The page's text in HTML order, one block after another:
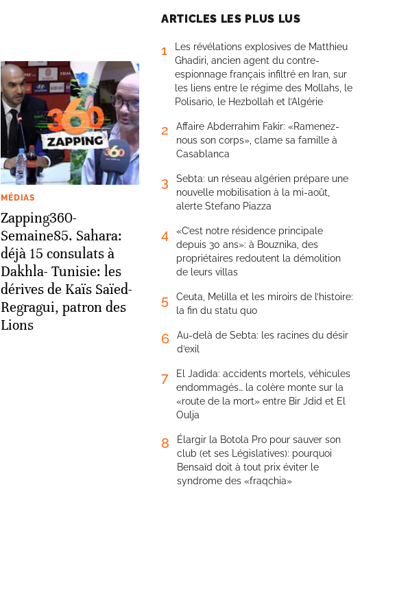
MÉDIAS
Zapping360-
Semaine85. Sahara:
déjà 15 consulats à
Dakhla- Tunisie: les
dérives de Kaïs Saïed-
Regragui, patron des
Lions
ARTICLES LES PLUS LUS
1
Les révélations explosives de Matthieu
Ghadiri, ancien agent du contre-
espionnage français infiltré en Iran, sur
les liens entre le régime des Mollahs, le
Polisario, le Hezbollah et l’Algérie
2
Affaire Abderrahim Fakir: «Ramenez-
nous son corps», clame sa famille à
Casablanca
3
Sebta: un réseau algérien prépare une
nouvelle mobilisation à la mi-août,
alerte Stefano Piazza
4
«C’est notre résidence principale
depuis 30 ans»: à Bouznika, des
propriétaires redoutent la démolition
de leurs villas
5
Ceuta, Melilla et les miroirs de l’histoire:
la fin du statu quo
6
Au-delà de Sebta: les racines du désir
d’exil
7
El Jadida: accidents mortels, véhicules
endommagés… la colère monte sur la
«route de la mort» entre Bir Jdid et El
Oulja
8
Élargir la Botola Pro pour sauver son
club (et ses Législatives): pourquoi
Bensaïd doit à tout prix éviter le
syndrome des «fraqchia»